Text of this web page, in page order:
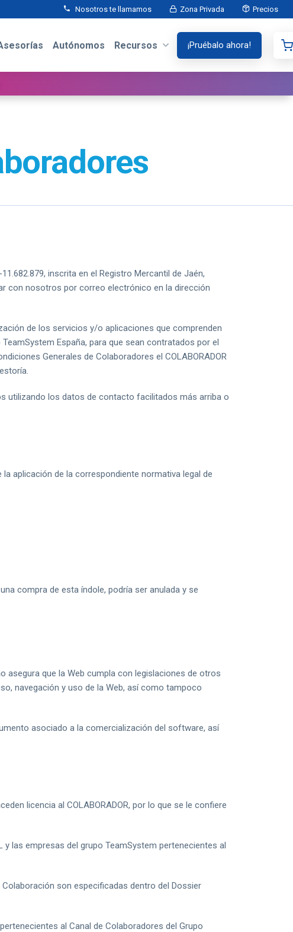
Nosotros te llamamos Zona Privada Precios
Autónomos Recursos ¡Pruébalo ahora!
inscrita en el Registro Mercantil de Jaén,
con nosotros por correo electrónico en la dirección
de los servicios y/o aplicaciones que comprenden
España, para que sean contratados por el
Generales de Colaboradores el COLABORADOR
utilizando los datos de contacto facilitados más arriba o
aplicación de la correspondiente normativa legal de
compra de esta índole, podría ser anulada y se
asegura que la Web cumpla con legislaciones de otros
navegación y uso de la Web, así como tampoco
asociado a la comercialización del software, así
licencia al COLABORADOR, por lo que se le confiere
las empresas del grupo TeamSystem pertenecientes al
son especificadas dentro del Dossier
al Canal de Colaboradores del Grupo